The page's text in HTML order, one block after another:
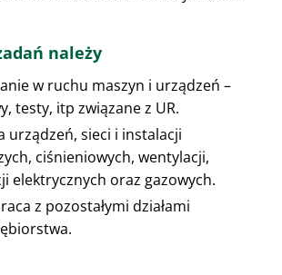
należy
w ruchu maszyn i urządzeń –
testy, itp związane z UR.
urządzeń, sieci i instalacji
ciśnieniowych, wentylacji,
elektrycznych oraz gazowych.
z pozostałymi działami